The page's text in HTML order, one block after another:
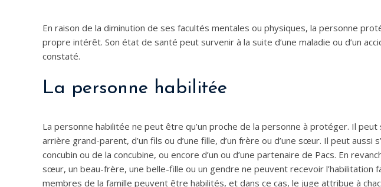
En raison de la diminution de ses facultés mentales ou physiques, la personne
propre intérêt. Son état de santé peut survenir à la suite d’une maladie ou d’un
constaté.
La personne habilitée
La personne habilitée ne peut être qu’un proche de la personne à protéger. Il peut
arrière grand-parent, d’un fils ou d’une fille, d’un frère ou d’une sœur. Il peut aussi
concubin ou de la concubine, ou encore d’un ou d’une partenaire de Pacs. En
sœur, un beau-frère, une belle-fille ou un gendre ne peuvent recevoir l’habilitation
membres de la famille peuvent être habilités, et dans ce cas, le juge attribue à